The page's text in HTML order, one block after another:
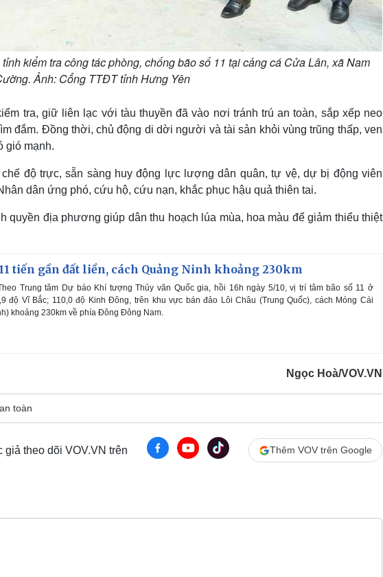
kiểm tra công tác phòng, chống bão số 11 tại cảng cá Cửa Lân, xã Nam
Ảnh: Cổng TTĐT tỉnh Hưng Yên
tra, giữ liên lạc với tàu thuyền đã vào nơi tránh trú an toàn, sắp xếp neo
đắm. Đồng thời, chủ động di dời người và tài sản khỏi vùng trũng thấp, ven
gió mạnh.
độ trực, sẵn sàng huy động lực lượng dân quân, tự vệ, dự bị động viên
dân ứng phó, cứu hộ, cứu nạn, khắc phục hậu quả thiên tai.
quyền địa phương giúp dân thu hoạch lúa mùa, hoa màu để giảm thiểu thiệt
tiến gần đất liền, cách Quảng Ninh khoảng 230km
Trung tâm Dự báo Khí tượng Thủy văn Quốc gia, hồi 16h ngày 5/10, vị trí tâm bão số 11 ở
độ Vĩ Bắc; 110,0 độ Kinh Đông, trên khu vực bán đảo Lôi Châu (Trung Quốc), cách Móng Cái
khoảng 230km về phía Đông Đông Nam.
Ngọc Hoà/VOV.VN
an toàn
giả theo dõi VOV.VN trên Thêm VOV trên Google